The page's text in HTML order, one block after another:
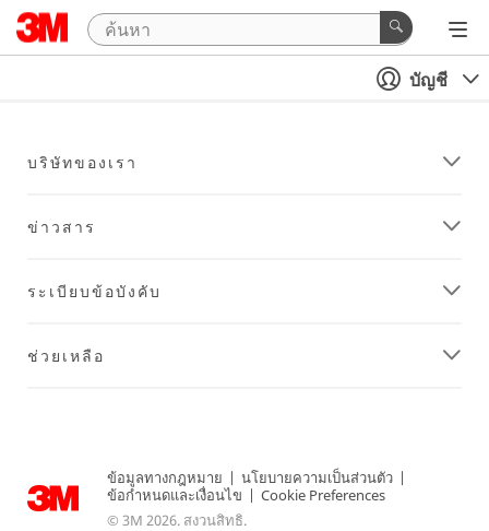
บัญชี
บริษัทของเรา
ข่าวสาร
ระเบียบข้อบังคับ
ช่วยเหลือ
ข้อมูลทางกฎหมาย | นโยบายความเป็นส่วนตัว |
ข้อกำหนดและเงื่อนไข | Cookie Preferences
© 3M 2026. สงวนสิทธิ.